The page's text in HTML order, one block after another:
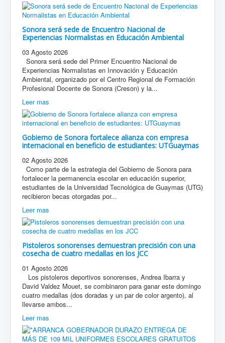
Sonora será sede de Encuentro Nacional de
Experiencias Normalistas en Educación Ambiental
03 Agosto 2026
Sonora será sede del Primer Encuentro Nacional de
Experiencias Normalistas en Innovación y Educación
Ambiental, organizado por el Centro Regional de Formación
Profesional Docente de Sonora (Creson) y la...
Leer mas
Gobierno de Sonora fortalece alianza con empresa
internacional en beneficio de estudiantes: UTGuaymas
02 Agosto 2026
Como parte de la estrategia del Gobierno de Sonora para
fortalecer la permanencia escolar en educación superior,
estudiantes de la Universidad Tecnológica de Guaymas (UTG)
recibieron becas otorgadas por...
Leer mas
Pistoleros sonorenses demuestran precisión con una
cosecha de cuatro medallas en los JCC
01 Agosto 2026
Los pistoleros deportivos sonorenses, Andrea Ibarra y
David Valdez Mouet, se combinaron para ganar este domingo
cuatro medallas (dos doradas y un par de color argento), al
llevarse ambos...
Leer mas